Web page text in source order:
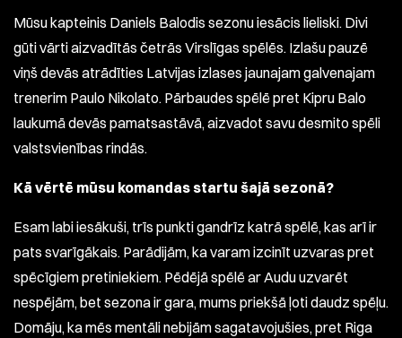
Mūsu kapteinis Daniels Balodis sezonu iesācis lieliski. Divi
gūti vārti aizvadītās četrās Virslīgas spēlēs. Izlašu pauzē
viņš devās atrādīties Latvijas izlases jaunajam galvenajam
trenerim Paulo Nikolato. Pārbaudes spēlē pret Kipru Balo
laukumā devās pamatsastāvā, aizvadot savu desmito spēli
valstsvienības rindās.
Kā vērtē mūsu komandas startu šajā sezonā?
Esam labi iesākuši, trīs punkti gandrīz katrā spēlē, kas arī ir
pats svarīgākais. Parādijām, ka varam izcinīt uzvaras pret
spēcīgiem pretiniekiem. Pēdējā spēlē ar Audu uzvarēt
nespējām, bet sezona ir gara, mums priekšā ļoti daudz spēļu.
Domāju, ka mēs mentāli nebijām sagatavojušies, pret Riga